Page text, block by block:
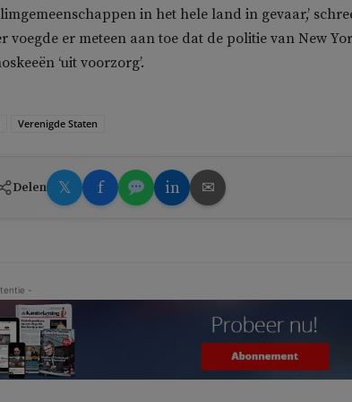
in het hele land in gevaar,’
voegde er meteen aan toe dat de politie van New
‘uit voorzorg’.
Verenigde Staten
Delen 𝕏 f in ✉
-